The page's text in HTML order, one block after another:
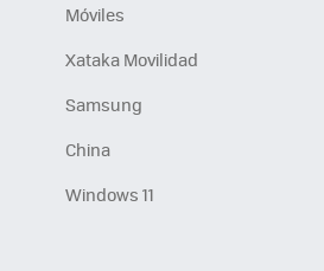
Móviles
Xataka Movilidad
Samsung
China
Windows 11